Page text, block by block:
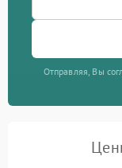
Отправляя, Вы